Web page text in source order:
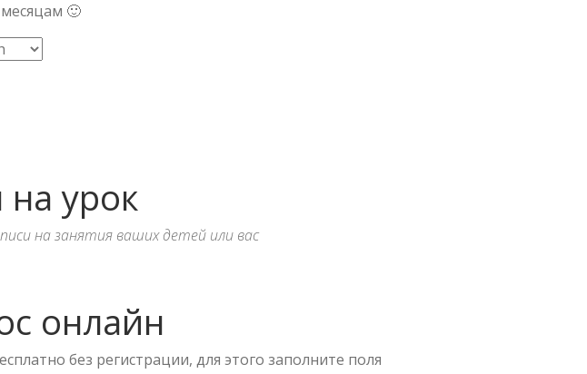
🙂
на урок
на занятия ваших детей или вас
онлайн
без регистрации, для этого заполните поля